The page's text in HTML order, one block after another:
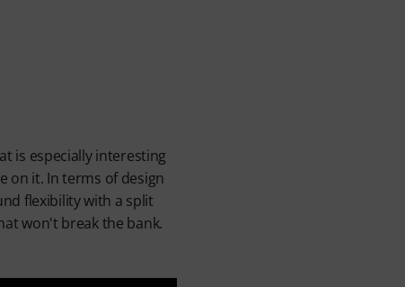
is especially interesting
on it. In terms of design
flexibility with a split
won't break the bank.